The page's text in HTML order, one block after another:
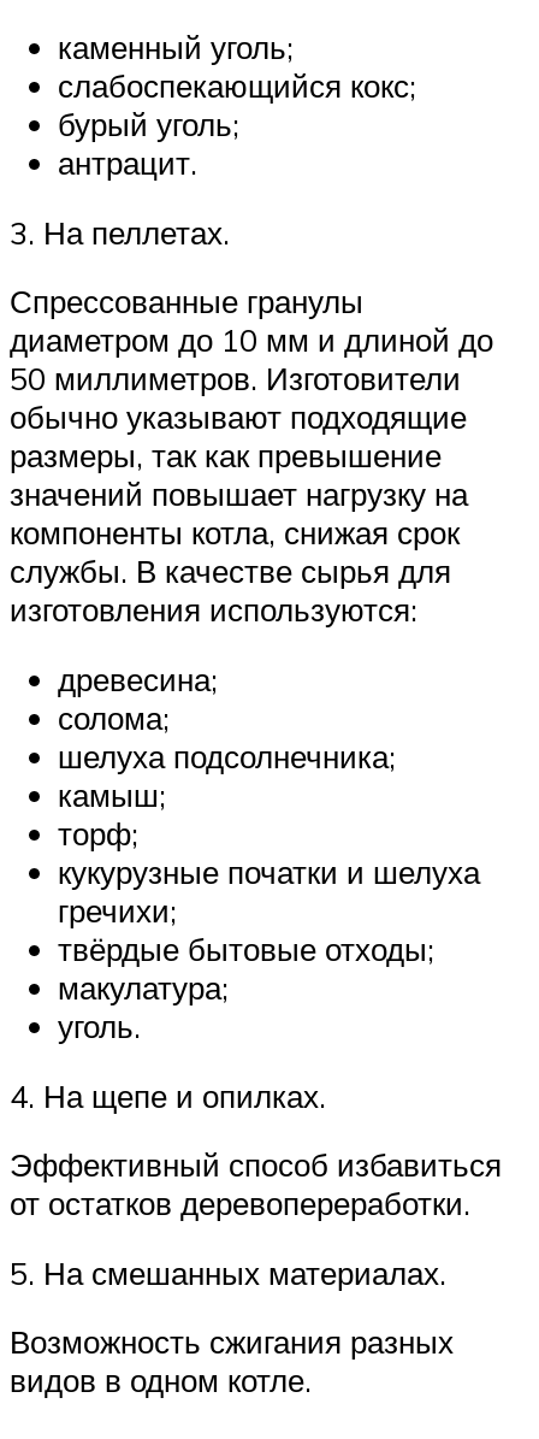
каменный уголь;
слабоспекающийся кокс;
бурый уголь;
антрацит.
3. На пеллетах.
Спрессованные гранулы
диаметром до 10 мм и длиной до
50 миллиметров. Изготовители
обычно указывают подходящие
размеры, так как превышение
значений повышает нагрузку на
компоненты котла, снижая срок
службы. В качестве сырья для
изготовления используются:
древесина;
солома;
шелуха подсолнечника;
камыш;
торф;
кукурузные початки и шелуха
гречихи;
твёрдые бытовые отходы;
макулатура;
уголь.
4. На щепе и опилках.
Эффективный способ избавиться
от остатков деревопереработки.
5. На смешанных материалах.
Возможность сжигания разных
видов в одном котле.